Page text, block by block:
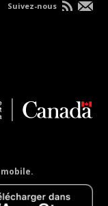
Suivez-nous